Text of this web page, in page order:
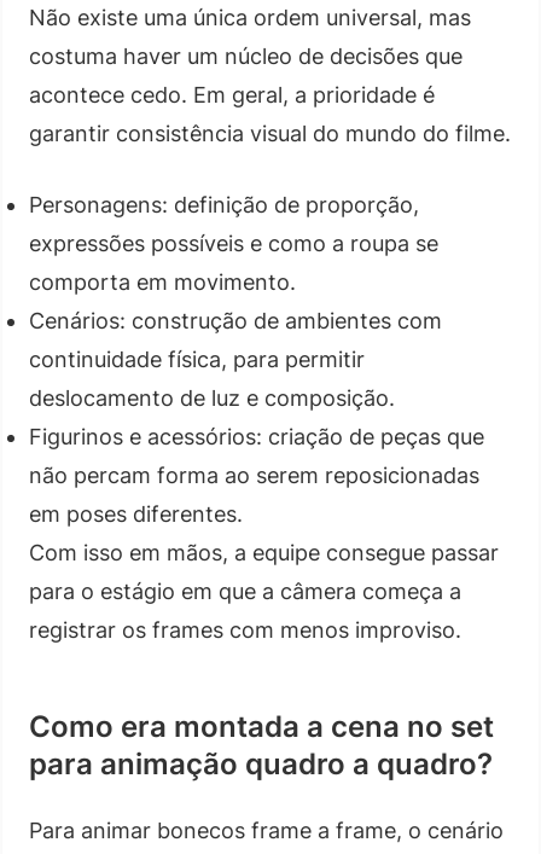
Não existe uma única ordem universal, mas
costuma haver um núcleo de decisões que
acontece cedo. Em geral, a prioridade é
garantir consistência visual do mundo do filme.
Personagens: definição de proporção,
expressões possíveis e como a roupa se
comporta em movimento.
Cenários: construção de ambientes com
continuidade física, para permitir
deslocamento de luz e composição.
Figurinos e acessórios: criação de peças que
não percam forma ao serem reposicionadas
em poses diferentes.
Com isso em mãos, a equipe consegue passar
para o estágio em que a câmera começa a
registrar os frames com menos improviso.
Como era montada a cena no set
para animação quadro a quadro?
Para animar bonecos frame a frame, o cenário